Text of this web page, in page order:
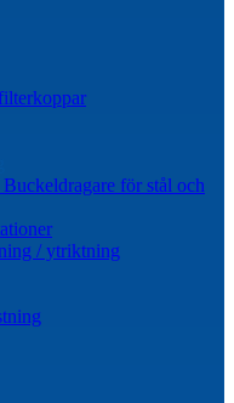
för stål och
/ ytriktning